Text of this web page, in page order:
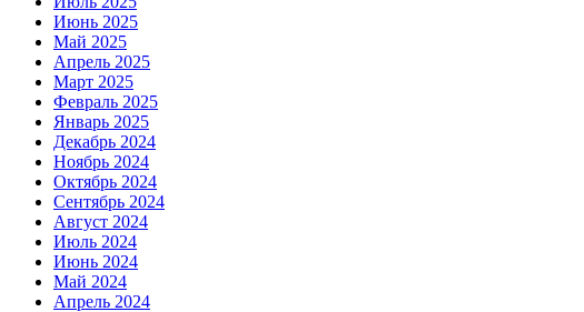
Июнь 2025
Май 2025
Апрель 2025
Март 2025
Февраль 2025
Январь 2025
Декабрь 2024
Ноябрь 2024
Октябрь 2024
Сентябрь 2024
Август 2024
Июль 2024
Июнь 2024
Май 2024
Апрель 2024